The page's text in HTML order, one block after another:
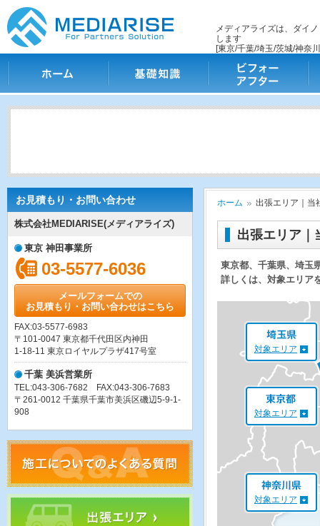
メディアライズは、ダイ
します
[東京/千葉/埼玉/茨城/神奈
ホーム 基礎知識 ビフォー・アフター 施
お見積もり・お問い合わせ
株式会社MEDIARISE(メディアライズ)
東京 神田事業所
03-5577-6036
メールフォームでの
お見積もり・お問い合わせはこちら
FAX:03-5577-6983
〒101-0047 東京都千代田区内神田
1-18-11 東京ロイヤルプラザ417号室
千葉 美浜営業所
TEL:043-306-7682 FAX:043-306-7683
〒261-0012 千葉県千葉市美浜区磯辺5-9-1-
908
ホーム 出張エリア｜当
出張エリア｜
東京都、千葉県、埼玉
詳しくは、対象エリア
対象エリア
対象エリア
対象エリア